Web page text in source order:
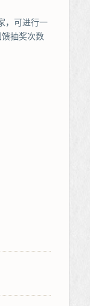
，可进行一
抽奖次数